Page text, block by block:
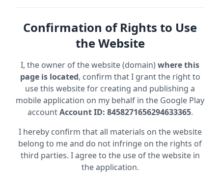
Confirmation of Rights to Use
the Website
I, the owner of the website (domain)where this
page is located, confirm that I grant the right to
use this website for creating and publishing a
mobile application on my behalf in the Google Play
accountAccount ID: 8458271656294633365.
I hereby confirm that all materials on the website
belong to me and do not infringe on the rights of
third parties. I agree to the use of the website in
the application.